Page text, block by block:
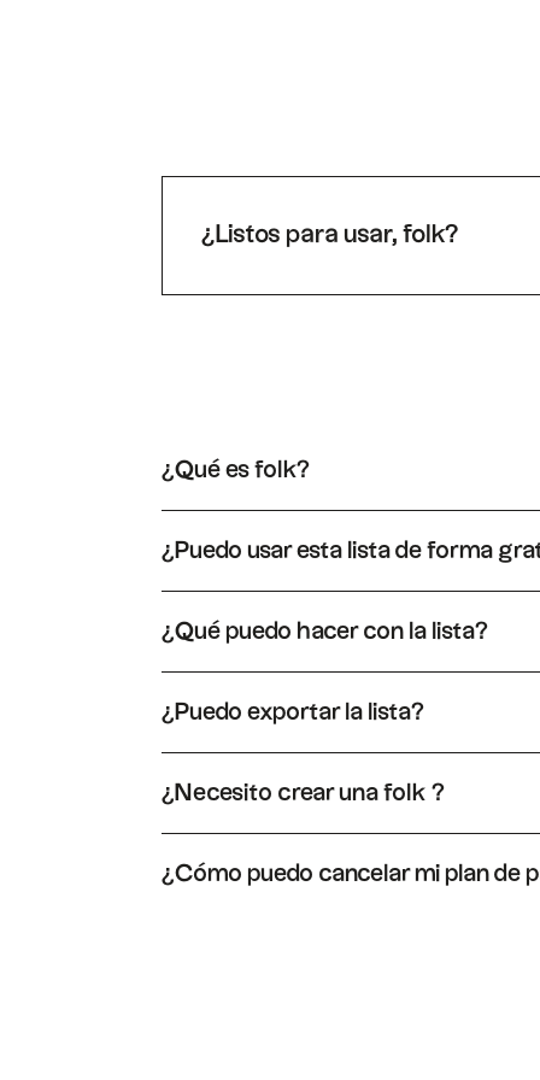
¿Listos para usar, folk?
¿Qué es folk?
¿Puedo usar esta lista de forma
¿Qué puedo hacer con la lista?
¿Puedo exportar la lista?
¿Necesito crear una folk ?
¿Cómo puedo cancelar mi plan de